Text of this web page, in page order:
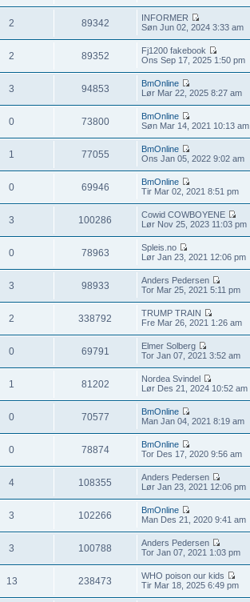
2 89342
INFORMER
Søn Jun 02, 2024 3:33 am
2 89352
Fj1200 fakebook
Ons Sep 17, 2025 1:50 pm
3 94853
BmOnline
Lør Mar 22, 2025 8:27 am
0 73800
BmOnline
Søn Mar 14, 2021 10:13 am
1 77055
BmOnline
Ons Jan 05, 2022 9:02 am
0 69946
BmOnline
Tir Mar 02, 2021 8:51 pm
3 100286
Cowid COWBOYENE
Lør Nov 25, 2023 11:03 pm
0 78963
Spleis.no
Lør Jan 23, 2021 12:06 pm
3 98933
Anders Pedersen
Tor Mar 25, 2021 5:11 pm
2 338792
TRUMP TRAIN
Fre Mar 26, 2021 1:26 am
0 69791
Elmer Solberg
Tor Jan 07, 2021 3:52 am
1 81202
Nordea Svindel
Lør Des 21, 2024 10:52 am
0 70577
BmOnline
Man Jan 04, 2021 8:19 am
0 78874
BmOnline
Tor Des 17, 2020 9:56 am
4 108355
Anders Pedersen
Lør Jan 23, 2021 12:06 pm
3 102266
BmOnline
Man Des 21, 2020 9:41 am
3 100788
Anders Pedersen
Tor Jan 07, 2021 1:03 pm
13 238473
WHO poison our kids
Tir Mar 18, 2025 6:49 pm